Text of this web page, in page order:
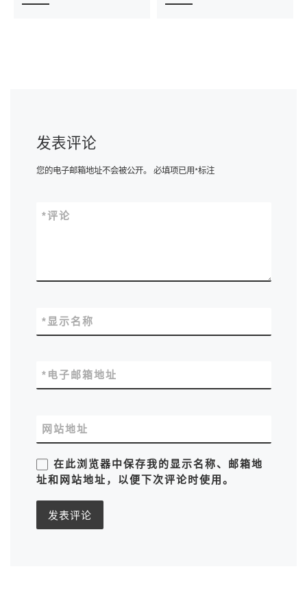
发表评论
您的电子邮箱地址不会被公开。 必填项已用*标注
评论
*
显示名称
*
电子邮箱地址
*
网站地址
在此浏览器中保存我的显示名称、邮箱地
址和网站地址，以便下次评论时使用。